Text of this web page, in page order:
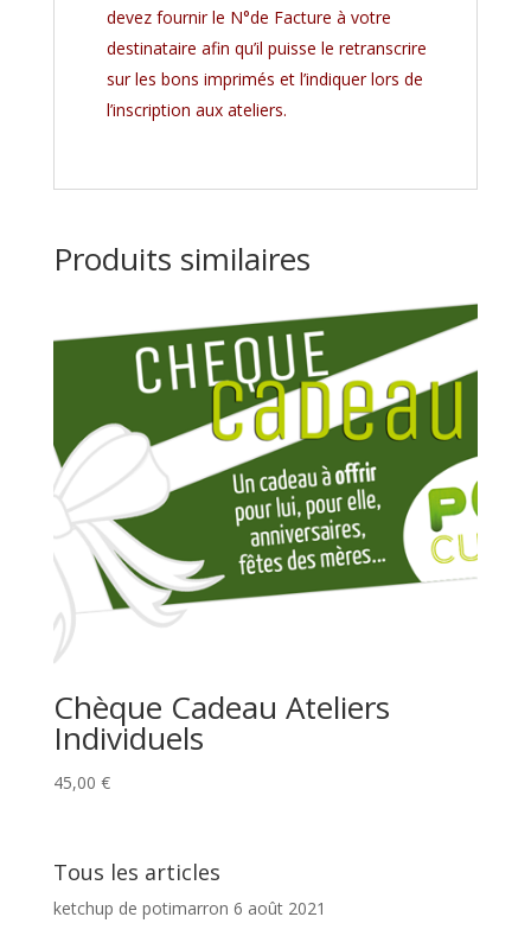
devez fournir le N°de Facture à votre
destinataire afin qu’il puisse le retranscrire
sur les bons imprimés et l’indiquer lors de
l’inscription aux ateliers.
Produits similaires
Chèque Cadeau Ateliers
Individuels
45,00 €
Tous les articles
ketchup de potimarron 6 août 2021